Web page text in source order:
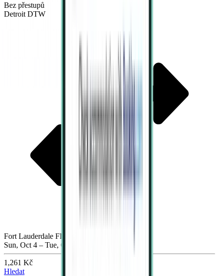
Bez přestupů
Detroit DTW
Fort Lauderdale FLL
Sun, Oct 4 – Tue, Oct 6
1,261 Kč
Hledat